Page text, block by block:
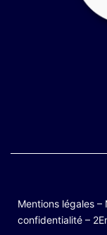
Mentions légales –
confidentialité –